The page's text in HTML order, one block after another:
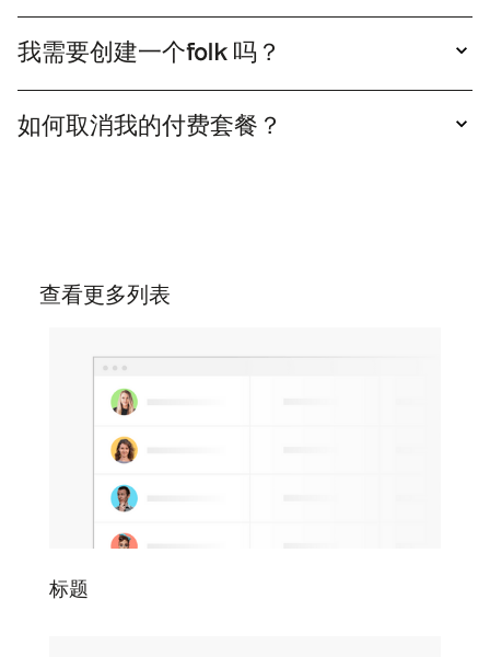
复制该列表，然后点击导出即可。
我需要创建一个folk 吗？
本。
如何取消我的付费套餐？
查看更多列表
标题